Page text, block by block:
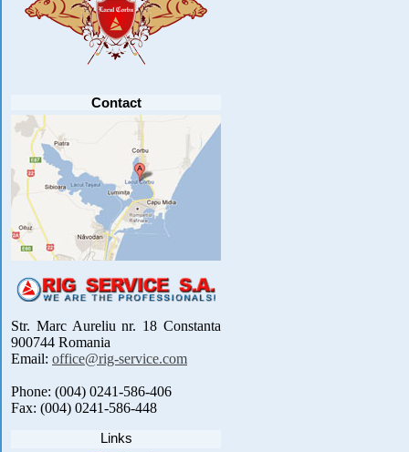
Contact
Str. Marc Aureliu nr. 18 Constanta
900744 Romania
Email: office@rig-service.com
Phone: (004) 0241-586-406
Fax: (004) 0241-586-448
Links